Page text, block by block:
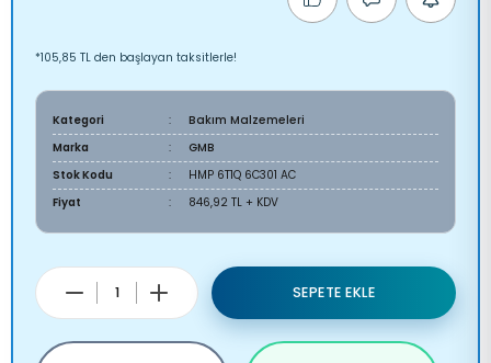
*105,85 TL den başlayan taksitlerle!
Kategori
Bakım Malzemeleri
Marka
GMB
Stok Kodu
HMP 6T1Q 6C301 AC
Fiyat
846,92 TL + KDV
SEPETE EKLE